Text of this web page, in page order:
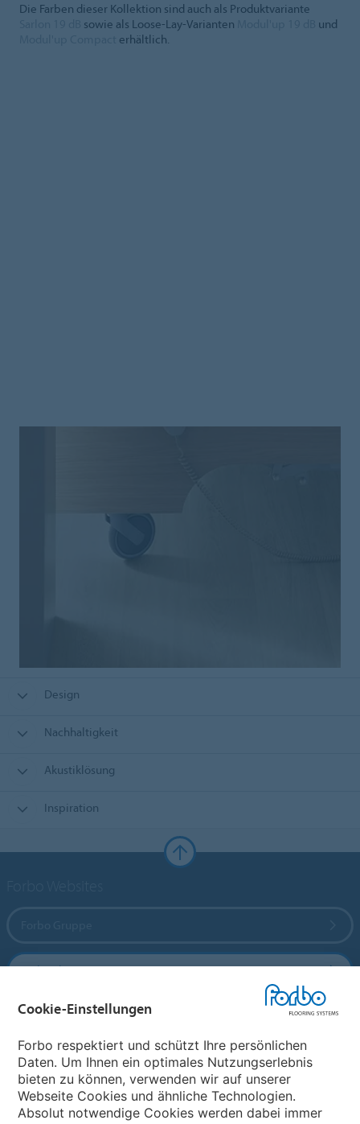
Die Farben dieser Kollektion sind auch als Produktvariante
sowie als Loose-Lay-Varianten
und
erhältlich.
Design
Nachhaltigkeit
Akustiklösung
Inspiration
Forbo Flooring Systems
Forbo Movement Systems
Land auswählen
Cookie-Einstellungen
Forbo respektiert und schützt Ihre persönlichen
Daten. Um Ihnen ein optimales Nutzungserlebnis
bieten zu können, verwenden wir auf unserer
Webseite Cookies und ähnliche Technologien.
Absolut notwendige Cookies werden dabei immer